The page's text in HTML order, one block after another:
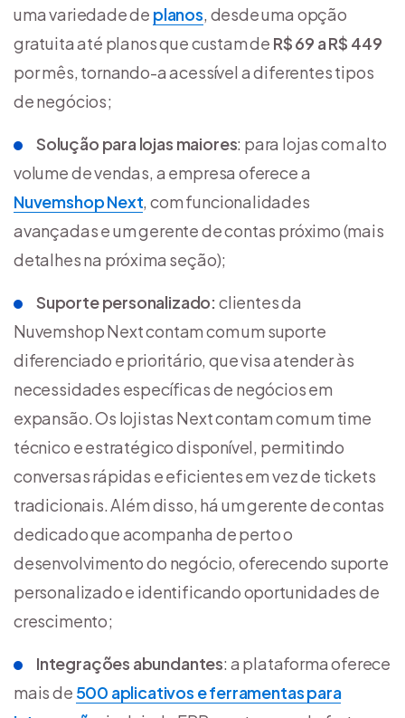
uma variedade de planos , desde uma opção
gratuita até planos que custam de R$ 69 a R$ 449
por mês, tornando-a acessível a diferentes tipos
de negócios;
Solução para lojas maiores: para lojas com alto
volume de vendas, a empresa oferece a
Nuvemshop Next , com funcionalidades
avançadas e um gerente de contas próximo (mais
detalhes na próxima seção);
Suporte personalizado: clientes da
Nuvemshop Next contam com um suporte
diferenciado e prioritário, que visa atender às
necessidades específicas de negócios em
expansão. Os lojistas Next contam com um time
técnico e estratégico disponível, permitindo
conversas rápidas e eficientes em vez de tickets
tradicionais. Além disso, há um gerente de contas
dedicado que acompanha de perto o
desenvolvimento do negócio, oferecendo suporte
personalizado e identificando oportunidades de
crescimento;
Integrações abundantes: a plataforma oferece
mais de 500 aplicativos e ferramentas para